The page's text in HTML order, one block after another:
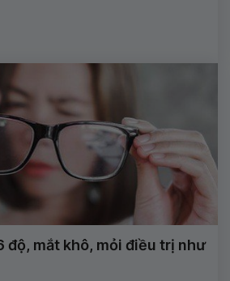
độ, mắt khô, mỏi điều trị như